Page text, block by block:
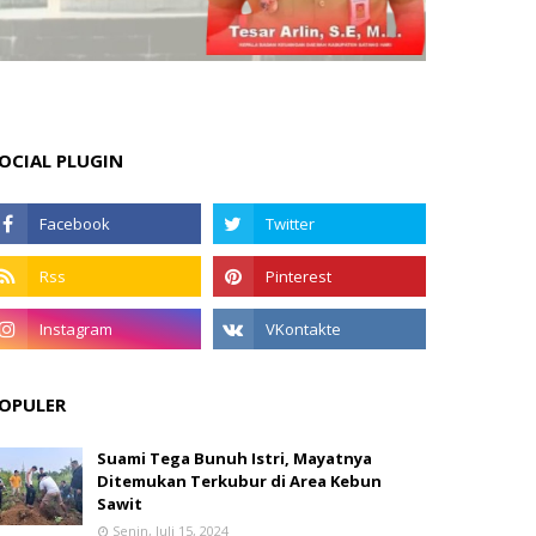
PLUGIN
Suami Tega Bunuh Istri, Mayatnya
Ditemukan Terkubur di Area Kebun
Sawit
Senin, Juli 15, 2024